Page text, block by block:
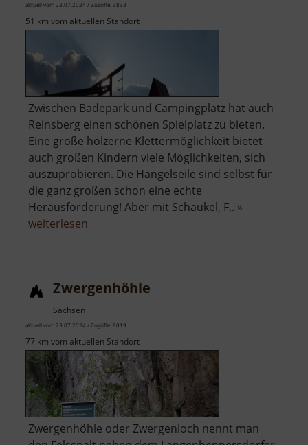
aktuell vom 23.07.2024 / Zugriffe: 3833
51 km vom aktuellen Standort
Zwischen Badepark und Campingplatz hat auch
Reinsberg einen schönen Spielplatz zu bieten.
Eine große hölzerne Klettermöglichkeit bietet
auch großen Kindern viele Möglichkeiten, sich
auszuprobieren. Die Hangelseile sind selbst für
die ganz großen schon eine echte
Herausforderung! Aber mit Schaukel, F.. »
weiterlesen
Zwergenhöhle
Sachsen
aktuell vom 23.07.2024 / Zugriffe: 8019
77 km vom aktuellen Standort
Zwergenhöhle oder Zwergenloch nennt man